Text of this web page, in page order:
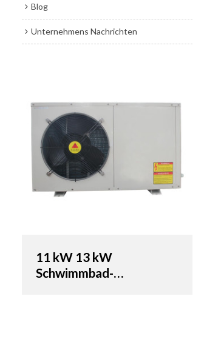
Blog
Unternehmens Nachrichten
11 kW 13 kW
Schwimmbad-